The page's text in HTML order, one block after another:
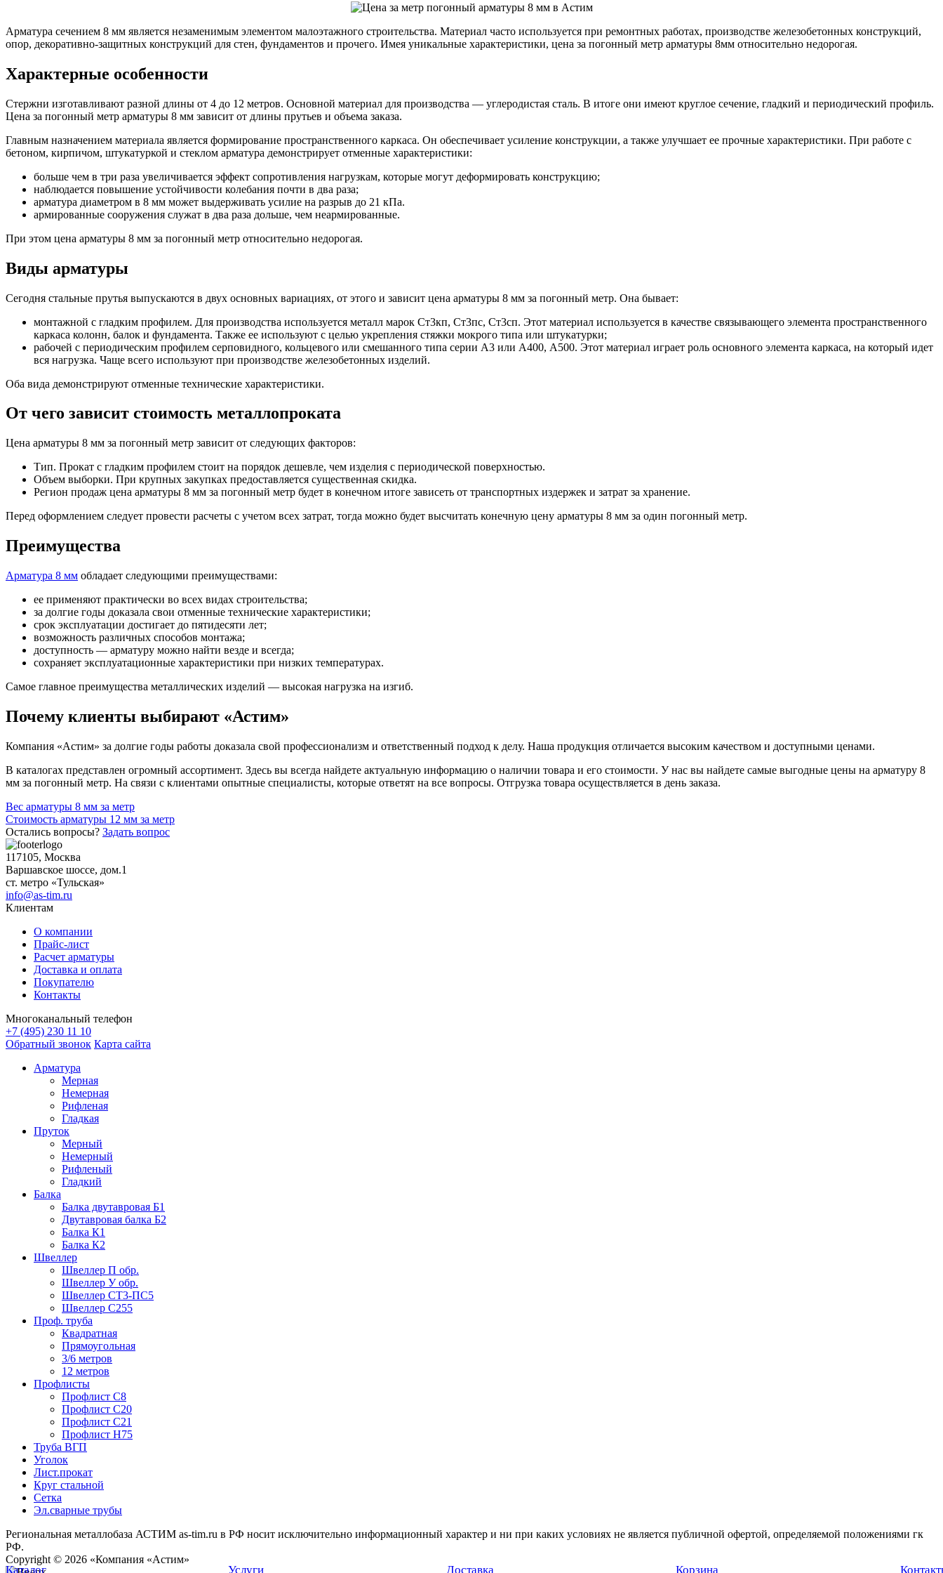
Труба медная
Круг бронзовый (пруток)
Конструкционная сталь
Круг горячекатаный конструкционный
Шестигранник горячекатаный
конструкционный
Инструментальная сталь
Круг оцинкованный
Полоса оцинкованная
Труба оцинкованная
Отводы стальные
Трубы полипропиленовые PP-R
Фланцы стальные
Фитинги резьбовые латунные
Фитинги резьбовые стальные
Фитинги резьбовые чугунные
БУ металл
Хомуты стальные
Каталог Услуги Доставка Корзина
Арматура сечением 8 мм является незаменимым элементом малоэтажного строительства. Материал часто используется при ремонтных работах, производстве железобетонных конструкций,
опор, декоративно-защитных конструкций для стен, фундаментов и прочего. Имея уникальные характеристики, цена за погонный метр арматуры 8мм относительно недорогая.
Характерные особенности
Стержни изготавливают разной длины от 4 до 12 метров. Основной материал для производства — углеродистая сталь. В итоге они имеют круглое сечение, гладкий и периодический профиль.
Цена за погонный метр арматуры 8 мм зависит от длины прутьев и объема заказа.
Главным назначением материала является формирование пространственного каркаса. Он обеспечивает усиление конструкции, а также улучшает ее прочные характеристики. При работе с
бетоном, кирпичом, штукатуркой и стеклом арматура демонстрирует отменные характеристики:
больше чем в три раза увеличивается эффект сопротивления нагрузкам, которые могут деформировать конструкцию;
наблюдается повышение устойчивости колебания почти в два раза;
арматура диаметром в 8 мм может выдерживать усилие на разрыв до 21 кПа.
армированные сооружения служат в два раза дольше, чем неармированные.
При этом цена арматуры 8 мм за погонный метр относительно недорогая.
Виды арматуры
Сегодня стальные прутья выпускаются в двух основных вариациях, от этого и зависит цена арматуры 8 мм за погонный метр. Она бывает:
монтажной с гладким профилем. Для производства используется металл марок Ст3кп, Ст3пс, Ст3сп. Этот материал используется в качестве связывающего элемента пространственного
каркаса колонн, балок и фундамента. Также ее используют с целью укрепления стяжки мокрого типа или штукатурки;
рабочей с периодическим профилем серповидного, кольцевого или смешанного типа серии А3 или А400, А500. Этот материал играет роль основного элемента каркаса, на который идет
вся нагрузка. Чаще всего используют при производстве железобетонных изделий.
Оба вида демонстрируют отменные технические характеристики.
От чего зависит стоимость металлопроката
Цена арматуры 8 мм за погонный метр зависит от следующих факторов:
Тип. Прокат с гладким профилем стоит на порядок дешевле, чем изделия с периодической поверхностью.
Объем выборки. При крупных закупках предоставляется существенная скидка.
Регион продаж цена арматуры 8 мм за погонный метр будет в конечном итоге зависеть от транспортных издержек и затрат за хранение.
Перед оформлением следует провести расчеты с учетом всех затрат, тогда можно будет высчитать конечную цену арматуры 8 мм за один погонный метр.
Преимущества
Арматура 8 мм обладает следующими преимуществами:
ее применяют практически во всех видах строительства;
за долгие годы доказала свои отменные технические характеристики;
срок эксплуатации достигает до пятидесяти лет;
возможность различных способов монтажа;
доступность — арматуру можно найти везде и всегда;
сохраняет эксплуатационные характеристики при низких температурах.
Самое главное преимущества металлических изделий — высокая нагрузка на изгиб.
Почему клиенты выбирают «Астим»
Компания «Астим» за долгие годы работы доказала свой профессионализм и ответственный подход к делу. Наша продукция отличается высоким качеством и доступными ценами.
В каталогах представлен огромный ассортимент. Здесь вы всегда найдете актуальную информацию о наличии товара и его стоимости. У нас вы найдете самые выгодные цены на арматуру 8
мм за погонный метр. На связи с клиентами опытные специалисты, которые ответят на все вопросы. Отгрузка товара осуществляется в день заказа.
Навигация
по
записям
Вес арматуры 8 мм за метр
Стоимость арматуры 12 мм за метр
Остались вопросы? Задать вопрос
117105, Москва
Варшавское шоссе, дом.1
ст. метро «Тульская»
info@as-tim.ru
Клиентам
О компании
Прайс-лист
Расчет арматуры
Доставка и оплата
Покупателю
Контакты
Многоканальный телефон
+7 (495) 230 11 10
Обратный звонок Карта сайта
Арматура
Мерная
Немерная
Рифленая
Гладкая
Пруток
Мерный
Немерный
Рифленый
Гладкий
Балка
Балка двутавровая Б1
Двутавровая балка Б2
Балка К1
Балка К2
Швеллер
Швеллер П обр.
Швеллер У обр.
Швеллер СТ3-ПС5
Швеллер С255
Проф. труба
Квадратная
Прямоугольная
3/6 метров
12 метров
Профлисты
Профлист С8
Профлист С20
Профлист С21
Профлист Н75
Труба ВГП
Уголок
Лист.прокат
Круг стальной
Сетка
Эл.сварные трубы
Региональная металлобаза АСТИМ as-tim.ru в РФ носит исключительно информационный характер и ни при каких условиях не является публичной офертой, определяемой положениями гк
РФ.
Copyright © 2026 «Компания «Астим»